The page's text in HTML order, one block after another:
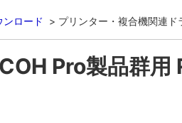
ンロード プリンター・複合機関連ド
Pro製品群用